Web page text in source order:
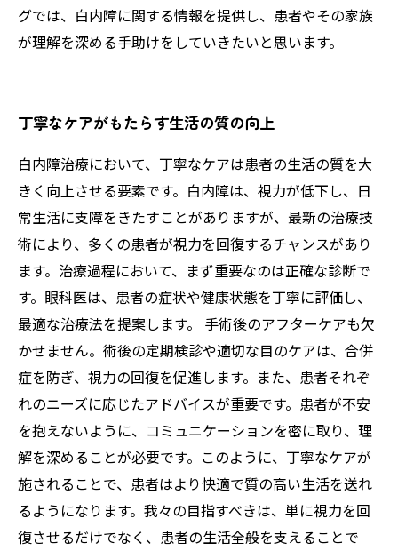
グでは、白内障に関する情報を提供し、患者やその家族
が理解を深める手助けをしていきたいと思います。
丁寧なケアがもたらす生活の質の向上
白内障治療において、丁寧なケアは患者の生活の質を大
きく向上させる要素です。白内障は、視力が低下し、日
常生活に支障をきたすことがありますが、最新の治療技
術により、多くの患者が視力を回復するチャンスがあり
ます。治療過程において、まず重要なのは正確な診断で
す。眼科医は、患者の症状や健康状態を丁寧に評価し、
最適な治療法を提案します。 手術後のアフターケアも欠
かせません。術後の定期検診や適切な目のケアは、合併
症を防ぎ、視力の回復を促進します。また、患者それぞ
れのニーズに応じたアドバイスが重要です。患者が不安
を抱えないように、コミュニケーションを密に取り、理
解を深めることが必要です。このように、丁寧なケアが
施されることで、患者はより快適で質の高い生活を送れ
るようになります。我々の目指すべきは、単に視力を回
復させるだけでなく、患者の生活全般を支えることで